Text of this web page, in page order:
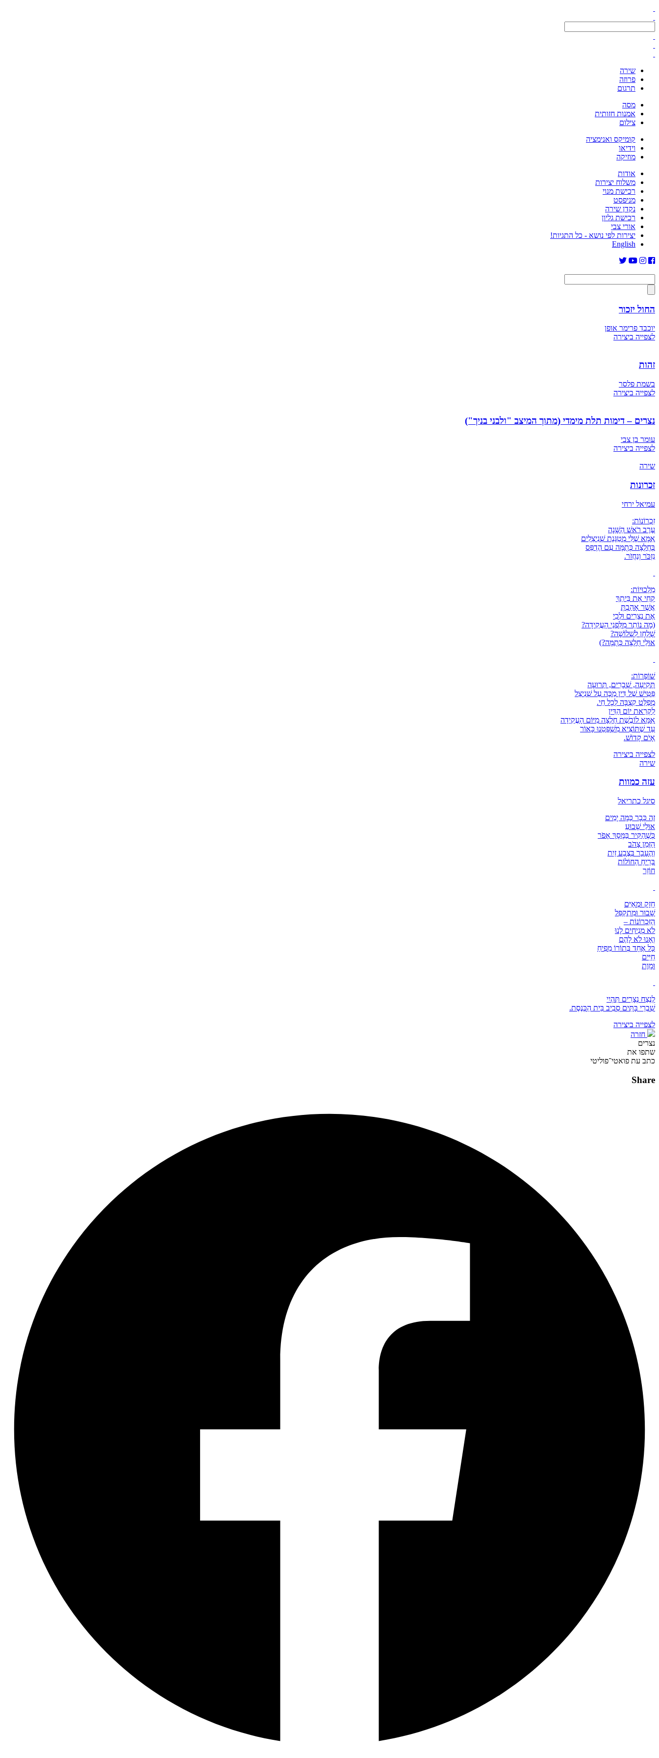
שירה
פרוזה
תרגום
מסה
אמנות חזותית
צילום
קומיקס ואנימציה
וידיאו
מוזיקה
אודות
משלוח יצירות
רכישת מנוי
מניפסט
נקדן שירה
רכישת גליון
אורי צבי
יצירות לפי נושא - כל התגיות!
English
החול יזכור
יוכבד פרימר אופן
לצפייה ביצירה
זהות
בשמת פלסר
לצפייה ביצירה
נצרים – דימות תלת מימדי (מתוך המיצב "ולבני בניך")
עומר בן צבי
לצפייה ביצירה
שירה
זכרונות
עמיאל ירחי
זִכְרוֹנוֹת:
עֶרֶב רֹאשׁ הַשָּׁנָה
אִמָּא שֶׁלִּי מְטַגֶּנֶת שְׁנִיצֵלִים
בְּחֻלְצָה כְּתֻמָּה עִם הֶדְפֵּס
נִזְכֹּר וְנַחֲזֹר.
מַלְכוּיוֹת:
קְחִי אֶת בֵּיתֵךְ
אֲשֶׁר אָהַבְתְּ
אֶת נְצָרִים וּלְכִי
(מָה נוֹתַר מִלִּפְנֵי הָעֲקִידָה?
שֻׁלְחָן לִשְׁלוֹשָׁה?
אוּלַי חֻלְצָה כְּתֻמָּה?)
שׁוֹפָרוֹת:
תְּקִיעָה, שְׁבָרִים, תְּרוּעָה
פַּטִּישׁ שֶׁל דִּין מַכֶּה עַל שְׁנִיצֵל
מְפַלֵּט קִצְבָּה לְכָל חַי.
לִקְרַאת יוֹם הַדִּין
אִמָּא לוֹבֶשֶׁת חֻלְצָה מִיּוֹם הָעֲקִידָה
עַד שֶׁתּוֹצִיא מִשְׁפָּטֵנוּ כָּאוֹר
אָיֹם קָדוֹשׁ.
לצפייה ביצירה
שירה
עזה כמוות
סיגל כתריאל
זֶה כְּבָר כַּמָּה יָמִים
אוּלַי שָׁבוּעַ
כְּשֶׁהַקִּיר בַּמָּסָךְ אָפֹר
הַזְּמַן צָהֹב
וְהֶעָבָר בְּצֶבַע זַיִת
בְּרֵיחַ הַחוֹלוֹת
חוֹזֵר
חָזָק וּמְאַיֵּם
שָׁבוּר וּמִתְקַפֵּל
הַזִּכְרוֹנוֹת –
לֹא מְנִיחִים לָנוּ
וְאָנוּ לֹא לָהֶם
כָּל אֶחָד בְּתוֹרוֹ מֵפִיחַ
חַיִּים
וּמָוֶת
לְנֶצַח נְצָרִים תִּהְיִי
שִׁבְרֵי בָּתִּים סְבִיב בֵּית הַכְּנֶסֶת.
לצפייה ביצירה
חזרה
נצרים
שתפו את
כתב עת פואטי־פוליטי
Share